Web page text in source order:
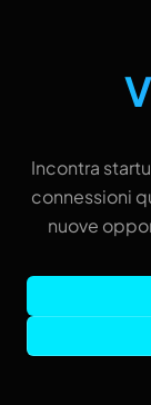
Incontra
connessioni
nuove